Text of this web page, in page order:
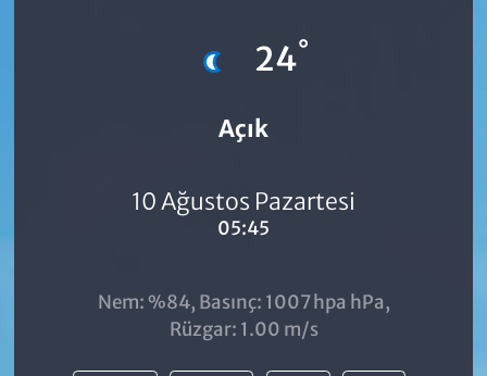
24°
Açık
10 Ağustos Pazartesi
05:45
Nem: %84, Basınç: 1007 hpa hPa,
Rüzgar: 1.00 m/s